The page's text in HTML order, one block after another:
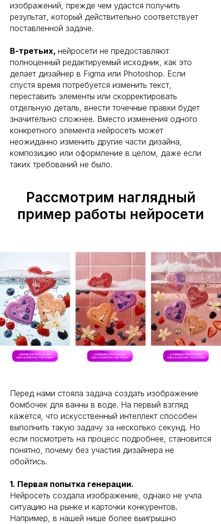
изображений, прежде чем удастся получить
результат, который действительно соответствует
поставленной задаче.
В-третьих, нейросети не предоставляют
полноценный редактируемый исходник, как это
делает дизайнер в Figma или Photoshop. Если
спустя время потребуется изменить текст,
переставить элементы или скорректировать
отдельную деталь, внести точечные правки будет
значительно сложнее. Вместо изменения одного
конкретного элемента нейросеть может
неожиданно изменить другие части дизайна,
композицию или оформление в целом, даже если
таких требований не было.
Рассмотрим наглядный
пример работы нейросети
Перед нами стояла задача создать изображение
бомбочек для ванны в воде. На первый взгляд
кажется, что искусственный интеллект способен
выполнить такую задачу за несколько секунд. Но
если посмотреть на процесс подробнее, становится
понятно, почему без участия дизайнера не
обойтись.
1. Первая попытка генерации.
Нейросеть создала изображение, однако не учла
ситуацию на рынке и карточки конкурентов.
Например, в нашей нише более выигрышно